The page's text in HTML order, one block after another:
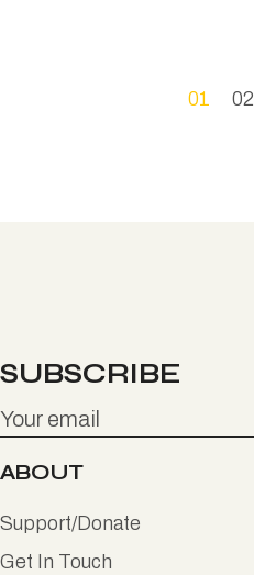
01 02
SUBSCRIBE
ABOUT
Support/Donate
Get In Touch